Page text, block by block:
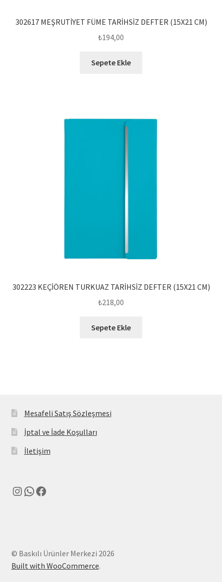
302617 MEŞRUTİYET FÜME TARİHSİZ DEFTER (15X21 CM)
₺194,00
Sepete Ekle
302223 KEÇİÖREN TURKUAZ TARİHSİZ DEFTER (15X21 CM)
₺218,00
Sepete Ekle
Mesafeli Satış Sözleşmesi
İptal ve İade Koşulları
İletişim
Instagram
WhatsApp
Facebook
© Baskılı Ürünler Merkezi 2026
Built with WooCommerce.